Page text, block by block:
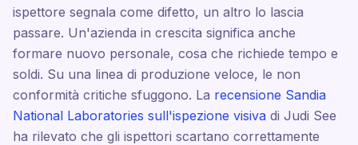
ispettore segnala come difetto, un altro lo lascia
passare. Un'azienda in crescita significa anche
formare nuovo personale, cosa che richiede tempo e
soldi. Su una linea di produzione veloce, le non
conformità critiche sfuggono. La recensione Sandia
National Laboratories sull'ispezione visiva di Judi See
ha rilevato che gli ispettori scartano correttamente